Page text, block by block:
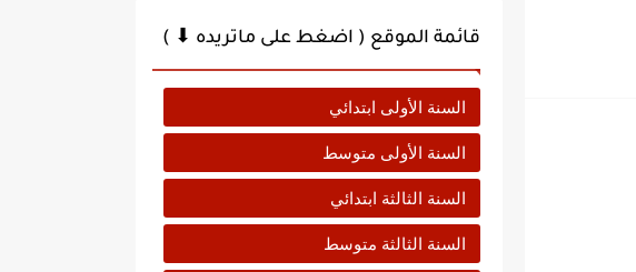
قائمة الموقع ( اضغط على ماتريده ⬇ )
السنة الأولى ابتدائي
السنة الأولى متوسط
السنة الثالثة ابتدائي
السنة الثالثة متوسط